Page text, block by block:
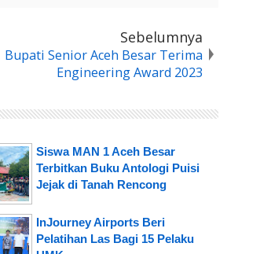
Sebelumnya
Bupati Senior Aceh Besar Terima
Engineering Award 2023
Siswa MAN 1 Aceh Besar
Terbitkan Buku Antologi Puisi
Jejak di Tanah Rencong
InJourney Airports Beri
Pelatihan Las Bagi 15 Pelaku